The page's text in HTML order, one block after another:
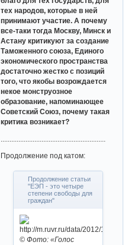
тех народов, которые в ней
принимают участие. А почему
все-таки тогда Москву, Минск и
Астану критикуют за создание
Таможенного союза, Единого
экономического пространства
достаточно жестко с позиций
того, что якобы возрождается
некое монструозное
образование, напоминающее
Советский Союз, почему такая
критика возникает?
Продолжение под катом:
Продолжение статьи
"ЕЭП - это четыре
степени свободы для
граждан"
© Фото: «Голос